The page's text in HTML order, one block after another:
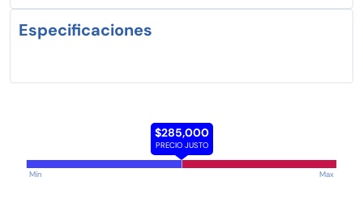
Especificaciones
$285,000
PRECIO JUSTO
Min Max